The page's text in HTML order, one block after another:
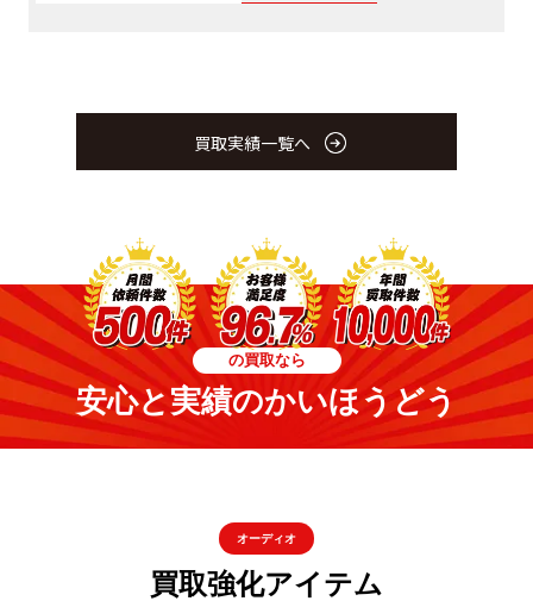
買取実績一覧へ
の買取なら
安心と実績のかいほうどう
オーディオ
買取強化アイテム